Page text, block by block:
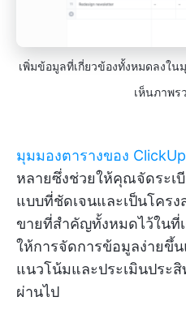
เพิ่มข้อมูลที่เกี่ยวข้องทั้งหมดลงใน
เห็นภาพร
มุมมองตารางของ ClickUp
หลายซึ่งช่วยให้คุณจัดระเ
แบบที่ชัดเจนและเป็นโคร
ขายที่สำคัญทั้งหมดไว้ในที่
ให้การจัดการข้อมูลง่ายขึ้
แนวโน้มและประเมินประ
ผ่านไป